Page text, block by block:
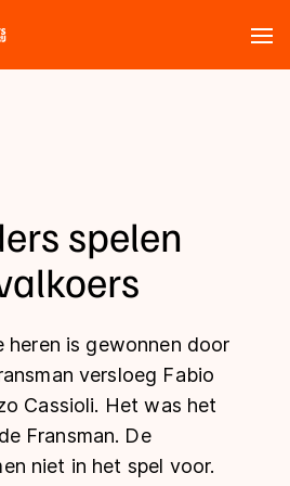
spelen
heren is gewonnen door
versloeg Fabio
Cassioli. Het was het
Fransman. De
niet in het spel voor.